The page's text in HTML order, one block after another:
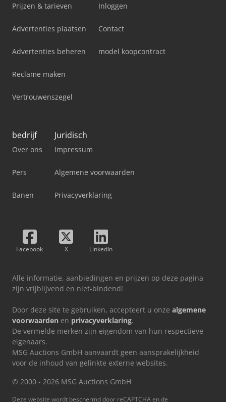
Prijzen & tarieven
Advertenties plaatsen
Advertenties beheren
Reclame maken
Vertrouwenszegel
Inloggen
Contact
model koopcontract
bedrijf
Over ons
Pers
Banen
Juridisch
Impressum
Algemene voorwaarden
Privacyverklaring
Facebook X LinkedIn
Alle informatie, aanbiedingen en prijzen op deze pagina
zijn vrijblijvend en niet-bindend!
Door deze site te gebruiken, accepteert u onze algemene
voorwaarden en privacyverklaring.
De vermelde merken zijn eigendom van hun respectieve
eigenaars.
MSG Auctions GmbH aanvaardt geen aansprakelijkheid
voor de inhoud van gelinkte externe websites.
© 2000 - 2026 MSG Auctions GmbH
Deze website wordt beschermd door reCAPTCHA en de